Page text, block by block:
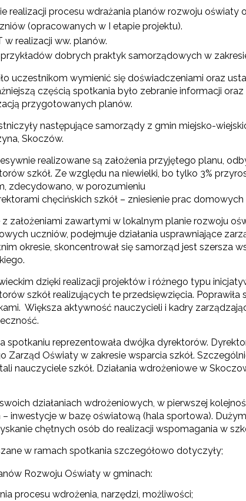
wdrożenie modelu SCWEW"
dla kadr edukacji włączającej"
dla kadr poradnictwa psychologiczno-pedagogicznego"
materiałów dydaktycznych do kształcenia ogólnego – Etap I, II i III"
zasobów do kształcenia zawodowego"
tworzenia szkół ćwiczeń"
nauczania"
i odbiór zestawów narzędzi edukacyjnych"
i odbiór produktów projektów konkursowych z Działania 2.14"
w prowadzeniu kształcenia na odległość"
szkół w rozwoju"
w samorządach – Etap II"
(2018–2023)"
realizacji procesu wdrażania planów rozwoju oświaty
(opracowanych w I etapie projektu).
w realizacji ww. planów.
dobrych praktyk samorządowych w
uczestnikom wymienić się doświadczeniami oraz
częścią spotkania było zebranie informacji
przygotowanych planów.
następujące samorządy z gmin miejsko-
Skoczów.
realizowane są założenia przyjętego planu,
szkół. Ze względu na niewielki, bo tylko 3%
zdecydowano, w porozumieniu
chęcińskich szkół – zniesienie prac domowych
założeniami zawartymi w lokalnym planie rozwoju
uczniów, podejmuje działania usprawniające
okresie, skoncentrował się samorząd jest szersza
dzięki realizacji projektów i różnego typu
szkół realizujących te przedsięwzięcia.
Większa aktywność nauczycieli i kadry
spotkaniu reprezentowała dwójka dyrektorów.
Zarząd Oświaty w zakresie wsparcia szkół.
nauczyciele szkół. Działania wdrożeniowe w
działaniach wdrożeniowych, w pierwszej
inwestycje w bazę oświatową (hala sportowa).
chętnych osób do realizacji wspomagania w
w ramach spotkania szczegółowo dotyczyły;
Rozwoju Oświaty w gminach:
procesu wdrożenia, narzędzi, możliwości;